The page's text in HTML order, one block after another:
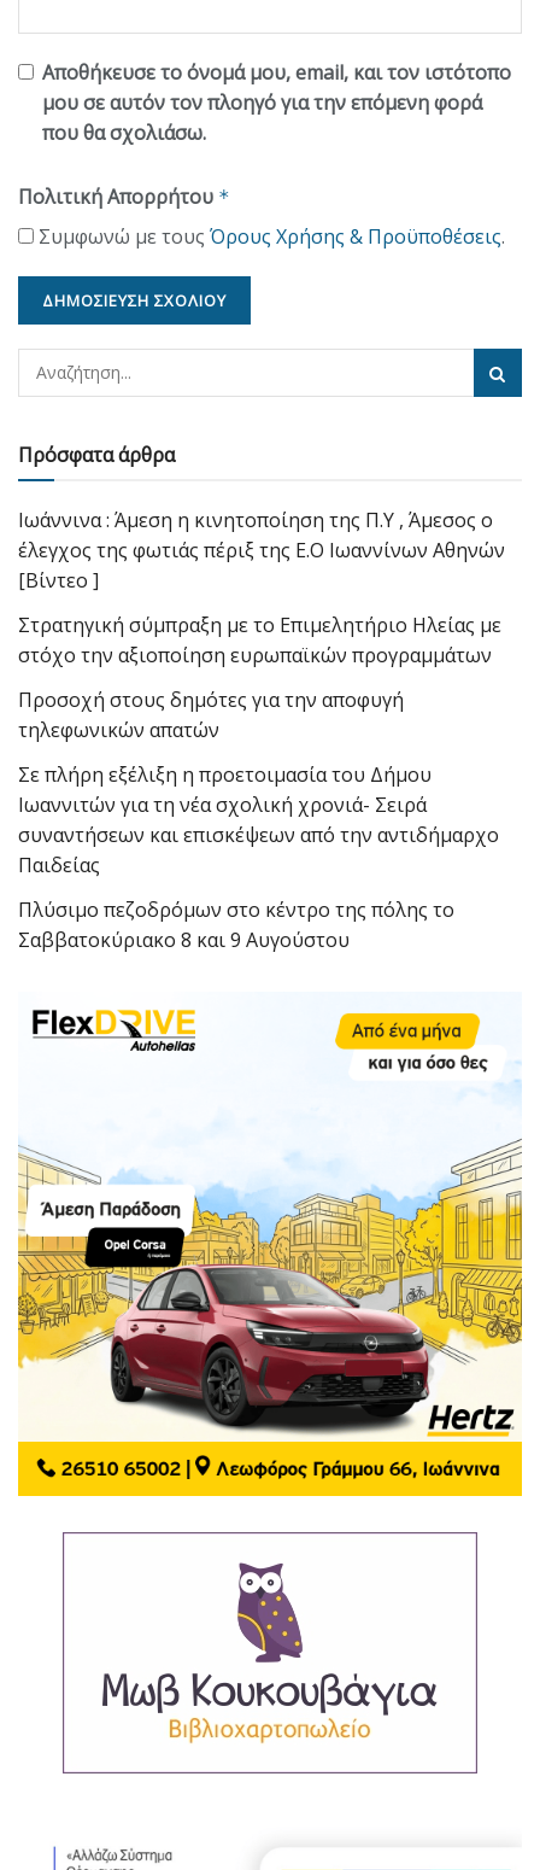
Αποθήκευσε το όνομά μου, email, και τον ιστότοπο
μου σε αυτόν τον πλοηγό για την επόμενη φορά
που θα σχολιάσω.
Πολιτική Απορρήτου *
Συμφωνώ με τους Όρους Χρήσης & Προϋποθέσεις.
Πρόσφατα άρθρα
Ιωάννινα : Άμεση η κινητοποίηση της Π.Υ , Άμεσος ο
έλεγχος της φωτιάς πέριξ της Ε.Ο Ιωαννίνων Αθηνών
[Βίντεο ]
Στρατηγική σύμπραξη με το Επιμελητήριο Ηλείας με
στόχο την αξιοποίηση ευρωπαϊκών προγραμμάτων
Προσοχή στους δημότες για την αποφυγή
τηλεφωνικών απατών
Σε πλήρη εξέλιξη η προετοιμασία του Δήμου
Ιωαννιτών για τη νέα σχολική χρονιά- Σειρά
συναντήσεων και επισκέψεων από την αντιδήμαρχο
Παιδείας
Πλύσιμο πεζοδρόμων στο κέντρο της πόλης το
Σαββατοκύριακο 8 και 9 Αυγούστου